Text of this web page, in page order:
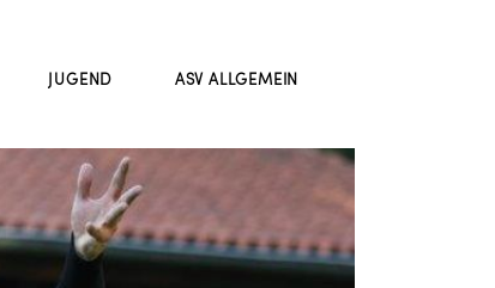
JUGEND ASV ALLGEMEIN